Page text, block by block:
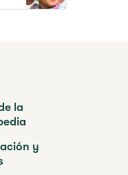
la
y